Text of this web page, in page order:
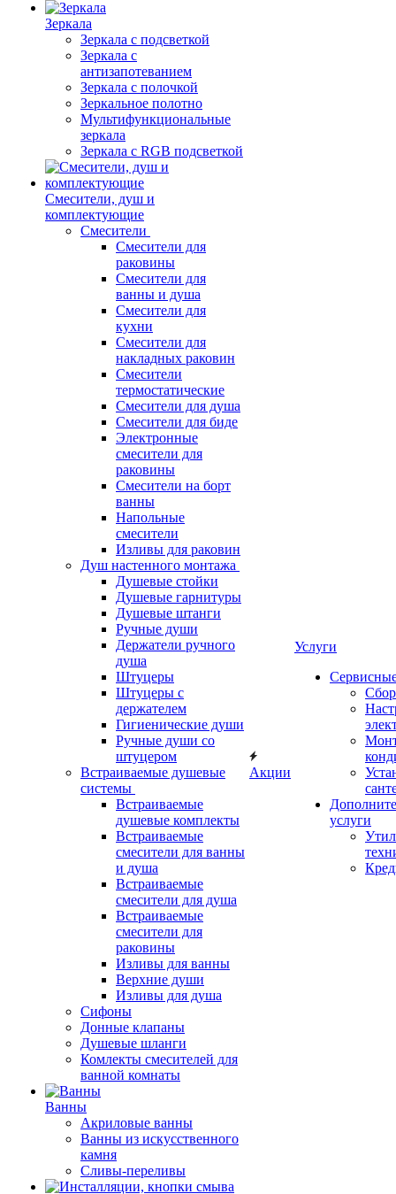
Зеркала
Зеркала с подсветкой
Зеркала с
антизапотеванием
Зеркала с полочкой
Зеркальное полотно
Мультифункциональные
зеркала
Зеркала c RGB подсветкой
Смесители, душ и
комплектующие
Смесители
Смесители для
раковины
Смесители для
ванны и душа
Смесители для
кухни
Смесители для
накладных раковин
Смесители
термостатические
Смесители для душа
Смесители для биде
Электронные
смесители для
раковины
Смесители на борт
ванны
Напольные
смесители
Изливы для раковин
Душ настенного монтажа
Душевые стойки
Душевые гарнитуры
Душевые штанги
Ручные души
Держатели ручного
душа
Штуцеры
Штуцеры с
держателем
Гигиенические души
Ручные души со
штуцером
Встраиваемые душевые
системы
Встраиваемые
душевые комплекты
Встраиваемые
смесители для ванны
и душа
Встраиваемые
смесители для душа
Встраиваемые
смесители для
раковины
Изливы для ванны
Верхние души
Изливы для душа
Сифоны
Донные клапаны
Душевые шланги
Комлекты смесителей для
ванной комнаты
Ванны
Акриловые ванны
Ванны из искусственного
камня
Сливы-переливы
Акции
Услуги
услуги